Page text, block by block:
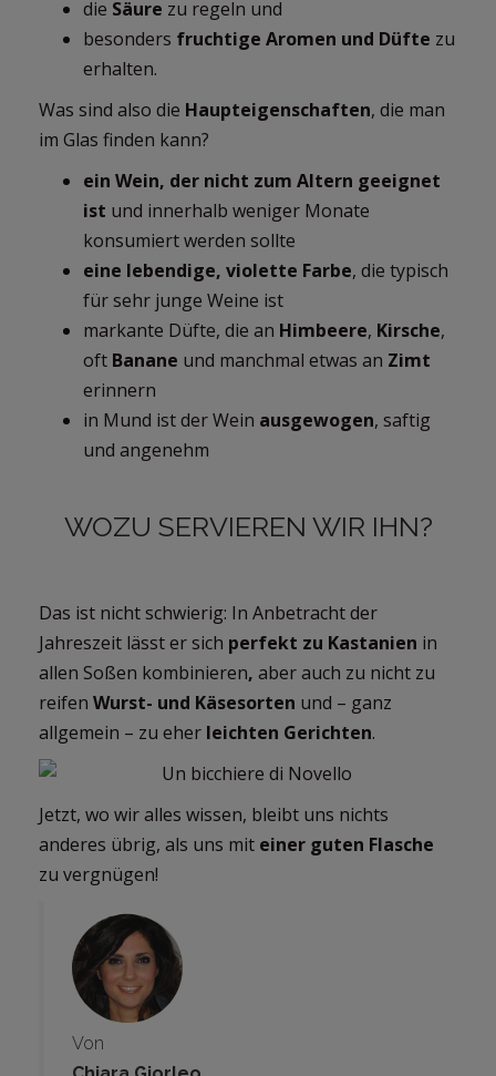
die Säure zu regeln und
besonders fruchtige Aromen und Düfte zu
erhalten.
Was sind also die Haupteigenschaften, die man
im Glas finden kann?
ein Wein, der nicht zum Altern geeignet
ist und innerhalb weniger Monate
konsumiert werden sollte
eine lebendige, violette Farbe, die typisch
für sehr junge Weine ist
markante Düfte, die an Himbeere, Kirsche,
oft Banane und manchmal etwas an Zimt
erinnern
in Mund ist der Wein ausgewogen, saftig
und angenehm
WOZU SERVIEREN WIR IHN?
Das ist nicht schwierig: In Anbetracht der
Jahreszeit lässt er sich perfekt zu Kastanien in
allen Soßen kombinieren, aber auch zu nicht zu
reifen Wurst- und Käsesorten und – ganz
allgemein – zu eher leichten Gerichten.
Jetzt, wo wir alles wissen, bleibt uns nichts
anderes übrig, als uns mit einer guten Flasche
zu vergnügen!
Von